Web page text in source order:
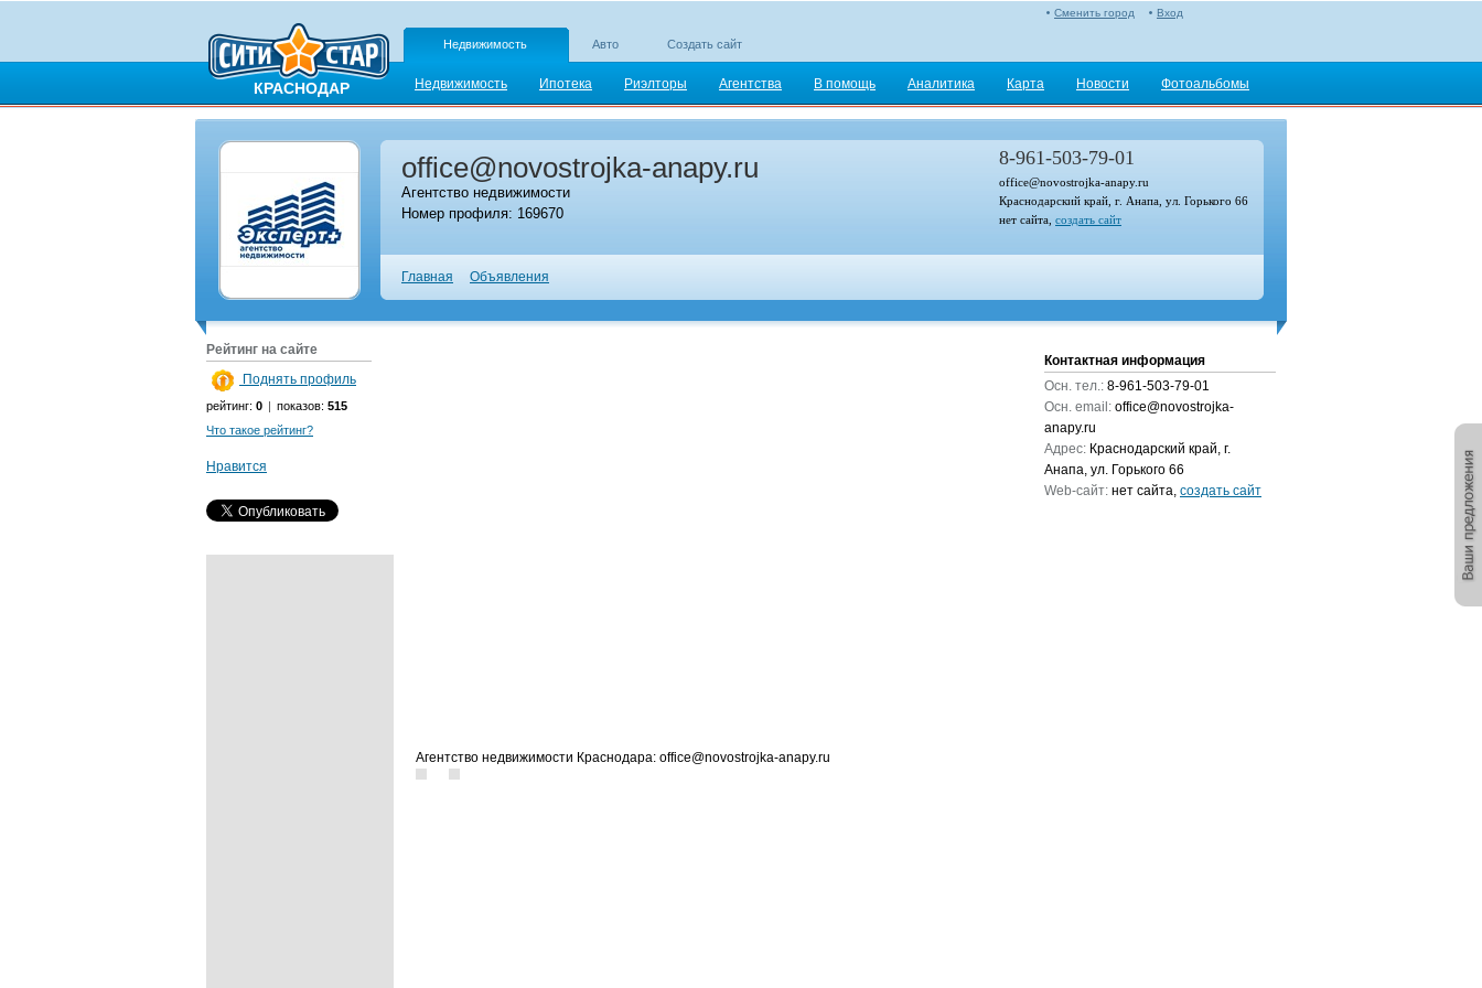
КРАСНОДАР
Вход
Сменить город
Недвижимость Авто Создать сайт
Недвижимость Ипотека Риэлторы Агентства В помощь Аналитика Карта Новости Фотоальбомы
8-961-503-79-01
office@novostrojka-anapy.ru
Краснодарский край, г. Анапа, ул. Горького 66
нет сайта, создать сайт
office@novostrojka-anapy.ru
Агентство недвижимости
Номер профиля: 169670
Главная Объявления
Рейтинг на сайте
Поднять профиль
рейтинг: 0 | показов: 515
Что такое рейтинг?
Нравится
Контактная информация
Осн. тел.: 8-961-503-79-01
Осн. email: office@novostrojka-
anapy.ru
Адрес: Краснодарский край, г.
Анапа, ул. Горького 66
Web-сайт: нет сайта, создать сайт
Агентство недвижимости Краснодара: office@novostrojka-anapy.ru